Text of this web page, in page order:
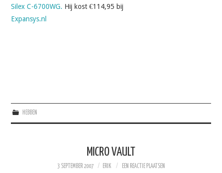
Silex C-6700WG. Hij kost €114,95 bij
Expansys.nl
HEBBEN
MICRO VAULT
3 SEPTEMBER 2007 ERIK EEN REACTIE PLAATSEN